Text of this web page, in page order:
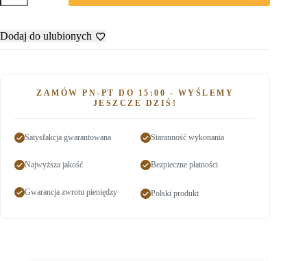
Dodaj do ulubionych
ZAMÓW PN-PT DO 15:00 - WYŚLEMY
JESZCZE DZIŚ!
Satysfakcja gwarantowana Staranność wykonania
Najwyższa jakość Bezpieczne płatności
Gwarancja zwrotu pieniędzy Polski produkt